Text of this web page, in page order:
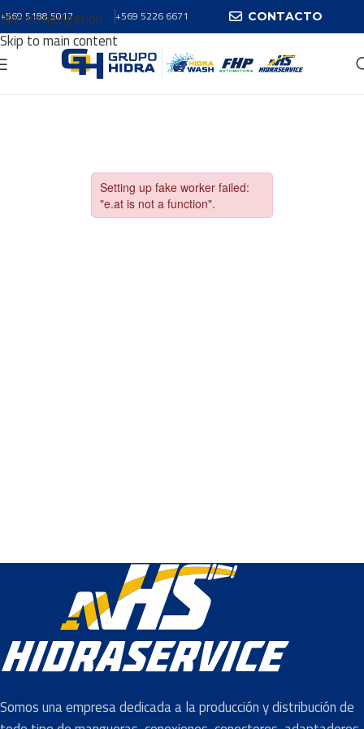
Skip to navigation
Skip to main content
+569 5188 5017 +569 5226 6671 CONTACTO
Somos una empresa dedicada a la producción y distribución de